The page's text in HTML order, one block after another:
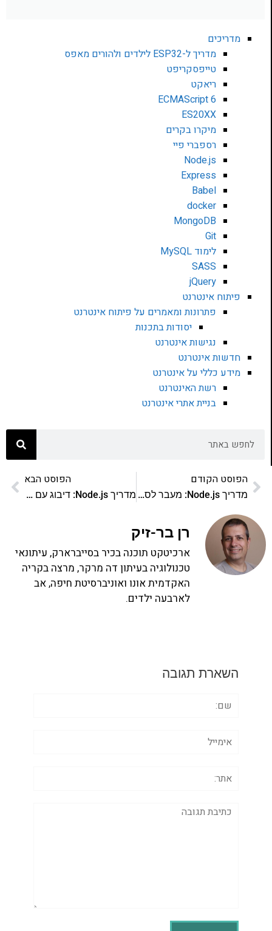
מדריכים
מדריך ל-ESP32 לילדים ולהורים מאפס
טייפסקריפט
ריאקט
ECMAScript 6
ES20XX
מיקרו בקרים
רספברי פיי
Node.js
Express
Babel
docker
MongoDB
Git
לימוד MySQL
SASS
jQuery
פיתוח אינטרנט
פתרונות ומאמרים על פיתוח אינטרנט
יסודות בתכנות
נגישות אינטרנט
חדשות אינטרנט
מידע כללי על אינטרנט
רשת האינטרנט
בניית אתרי אינטרנט
הפוסט הקודם
מדריך Node.js: מעבר לסביבת פרודקשן
הפוסט הבא
מדריך Node.js: דיבוג עם IDE
רן בר-זיק
ארכיטקט תוכנה בכיר בסייברארק, עיתונאי
טכנולוגיה בעיתון דה מרקר, מרצה בקריה
האקדמית אונו ואוניברסיטת חיפה, אב
לארבעה ילדים.
השארת תגובה
תגובה